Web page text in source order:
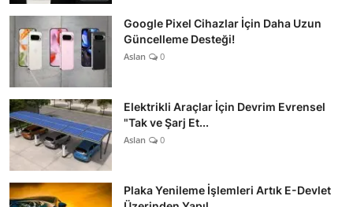
Google Pixel Cihazlar İçin Daha Uzun
Güncelleme Desteği!
Aslan 0
Elektrikli Araçlar İçin Devrim Evrensel
"Tak ve Şarj Et...
Aslan 0
Plaka Yenileme İşlemleri Artık E-Devlet